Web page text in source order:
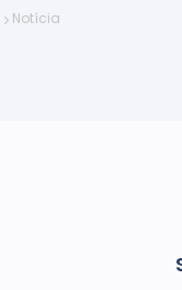
Notícia